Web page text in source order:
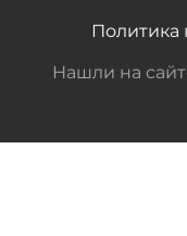
Политика
Нашли на